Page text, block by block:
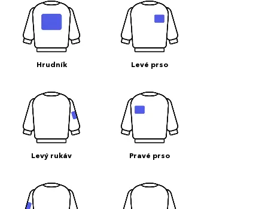
Hrudník Levé prso
Levý rukáv Pravé prso